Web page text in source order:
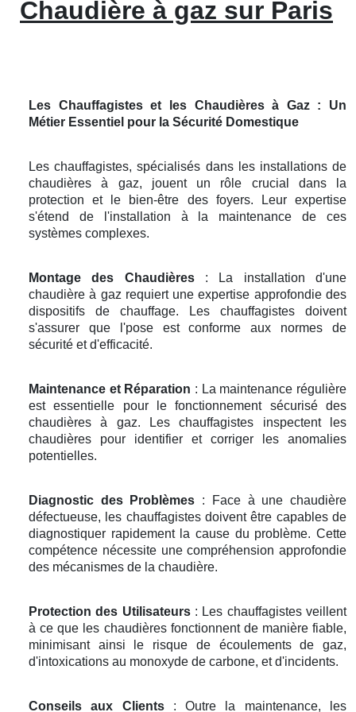
Chaudière à gaz sur Paris
Les Chauffagistes et les Chaudières à Gaz : Un
Métier Essentiel pour la Sécurité Domestique
Les chauffagistes, spécialisés dans les installations de
chaudières à gaz, jouent un rôle crucial dans la
protection et le bien-être des foyers. Leur expertise
s'étend de l'installation à la maintenance de ces
systèmes complexes.
Montage des Chaudières: La installation d'une
chaudière à gaz requiert une expertise approfondie des
dispositifs de chauffage. Les chauffagistes doivent
s'assurer que l'pose est conforme aux normes de
sécurité et d'efficacité.
Maintenance et Réparation : La maintenance régulière
est essentielle pour le fonctionnement sécurisé des
chaudières à gaz. Les chauffagistes inspectent les
chaudières pour identifier et corriger les anomalies
potentielles.
Diagnostic des Problèmes : Face à une chaudière
défectueuse, les chauffagistes doivent être capables de
diagnostiquer rapidement la cause du problème. Cette
compétence nécessite une compréhension approfondie
des mécanismes de la chaudière.
Protection des Utilisateurs: Les chauffagistes veillent
à ce que les chaudières fonctionnent de manière fiable,
minimisant ainsi le risque de écoulements de gaz,
d'intoxications au monoxyde de carbone, et d'incidents.
Conseils aux Clients: Outre la maintenance, les